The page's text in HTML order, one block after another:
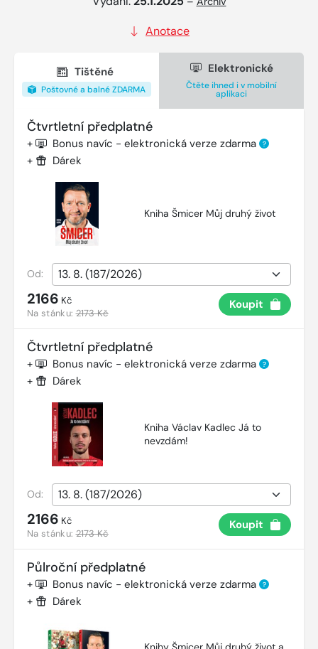
Anotace
Tištěné
Poštovné a balné ZDARMA
Elektronické
Čtěte ihned i v mobilní
aplikaci
Čtvrtletní předplatné
+ Bonus navíc - elektronická verze zdarma ?
+ Dárek
Kniha Šmicer Můj druhý život
Od:
2166 Kč
Na stánku:2173 Kč
Koupit
Čtvrtletní předplatné
+ Bonus navíc - elektronická verze zdarma ?
+ Dárek
Kniha Václav Kadlec Já to
nevzdám!
Od:
2166 Kč
Na stánku:2173 Kč
Koupit
Půlroční předplatné
+ Bonus navíc - elektronická verze zdarma ?
+ Dárek